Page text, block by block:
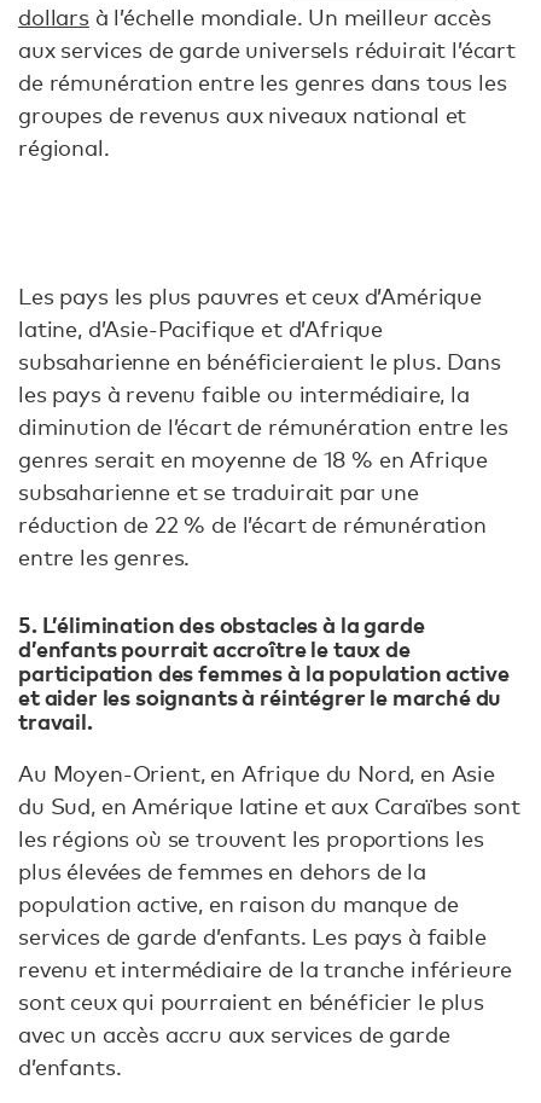
dollarsà l’échelle mondiale. Un meilleur accès
aux services de garde universels réduirait l’écart
de rémunération entre les genres dans tous les
groupes de revenus aux niveaux national et
régional.
Les pays les plus pauvres et ceux d’Amérique
latine, d’Asie-Pacifique et d’Afrique
subsaharienne en bénéficieraient le plus. Dans
les pays à revenu faible ou intermédiaire, la
diminution de l’écart de rémunération entre les
genres serait en moyenne de 18 % en Afrique
subsaharienne et se traduirait par une
réduction de 22 % de l’écart de rémunération
entre les genres.
5. L’élimination des obstacles à la garde
d’enfants pourrait accroître le taux de
participation des femmes à la population active
et aider les soignants à réintégrer le marché du
travail.
Au Moyen-Orient, en Afrique du Nord, en Asie
du Sud, en Amérique latine et aux Caraïbes sont
les régions où se trouvent les proportions les
plus élevées de femmes en dehors de la
population active, en raison du manque de
services de garde d’enfants. Les pays à faible
revenu et intermédiaire de la tranche inférieure
sont ceux qui pourraient en bénéficier le plus
avec un accès accru aux services de garde
d’enfants.